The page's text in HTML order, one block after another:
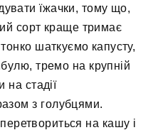
їжачки, тому що,
сорт краще тримає
шаткуємо капусту,
тремо на крупній
на стадії
з голубцями.
на кашу і